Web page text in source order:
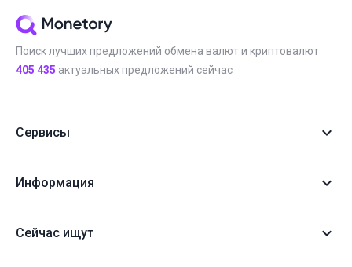
Поиск лучших предложений обмена валют и криптовалют
405 435 актуальных предложений сейчас
Сервисы
Информация
Сейчас ищут